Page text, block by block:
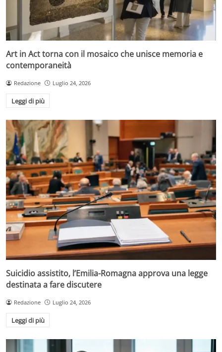
Art in Act torna con il mosaico che unisce memoria e
contemporaneità
Redazione Luglio 24, 2026
Leggi di più
Suicidio assistito, l’Emilia-Romagna approva una legge
destinata a fare discutere
Redazione Luglio 24, 2026
Leggi di più